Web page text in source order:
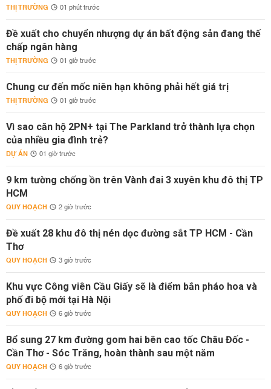
THỊ TRƯỜNG 01 phút trước
Đề xuất cho chuyển nhượng dự án bất động sản đang thế
chấp ngân hàng
THỊ TRƯỜNG 01 giờ trước
Chung cư đến mốc niên hạn không phải hết giá trị
THỊ TRƯỜNG 01 giờ trước
Vì sao căn hộ 2PN+ tại The Parkland trở thành lựa chọn
của nhiều gia đình trẻ?
DỰ ÁN 01 giờ trước
9 km tường chống ồn trên Vành đai 3 xuyên khu đô thị TP
HCM
QUY HOẠCH 2 giờ trước
Đề xuất 28 khu đô thị nén dọc đường sắt TP HCM - Cần
Thơ
QUY HOẠCH 3 giờ trước
Khu vực Công viên Cầu Giấy sẽ là điểm bắn pháo hoa và
phố đi bộ mới tại Hà Nội
QUY HOẠCH 6 giờ trước
Bổ sung 27 km đường gom hai bên cao tốc Châu Đốc -
Cần Thơ - Sóc Trăng, hoàn thành sau một năm
QUY HOẠCH 6 giờ trước